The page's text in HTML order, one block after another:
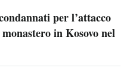
per l’attacco
in Kosovo nel